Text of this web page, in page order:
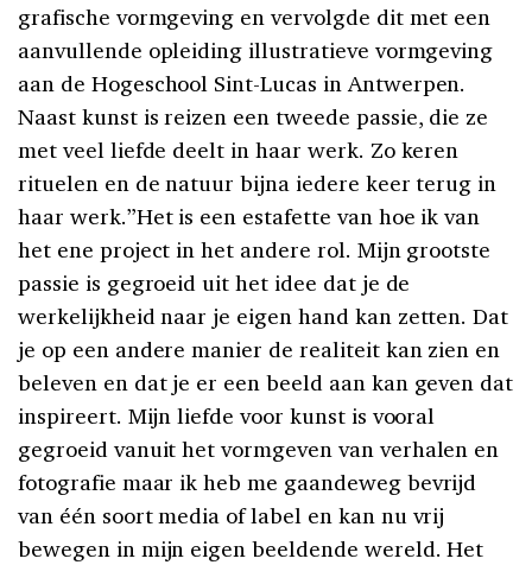
grafische vormgeving en vervolgde dit met een
aanvullende opleiding illustratieve vormgeving
aan de Hogeschool Sint-Lucas in Antwerpen.
Naast kunst is reizen een tweede passie, die ze
met veel liefde deelt in haar werk. Zo keren
rituelen en de natuur bijna iedere keer terug in
haar werk.”Het is een estafette van hoe ik van
het ene project in het andere rol. Mijn grootste
passie is gegroeid uit het idee dat je de
werkelijkheid naar je eigen hand kan zetten. Dat
je op een andere manier de realiteit kan zien en
beleven en dat je er een beeld aan kan geven dat
inspireert. Mijn liefde voor kunst is vooral
gegroeid vanuit het vormgeven van verhalen en
fotografie maar ik heb me gaandeweg bevrijd
van één soort media of label en kan nu vrij
bewegen in mijn eigen beeldende wereld. Het